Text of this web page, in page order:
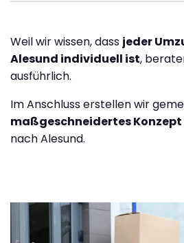
Weil wir wissen, dass jeder
Alesund individuell ist,
ausführlich.
Im Anschluss erstellen wir
maßgeschneidertes Konzept
nach Alesund.